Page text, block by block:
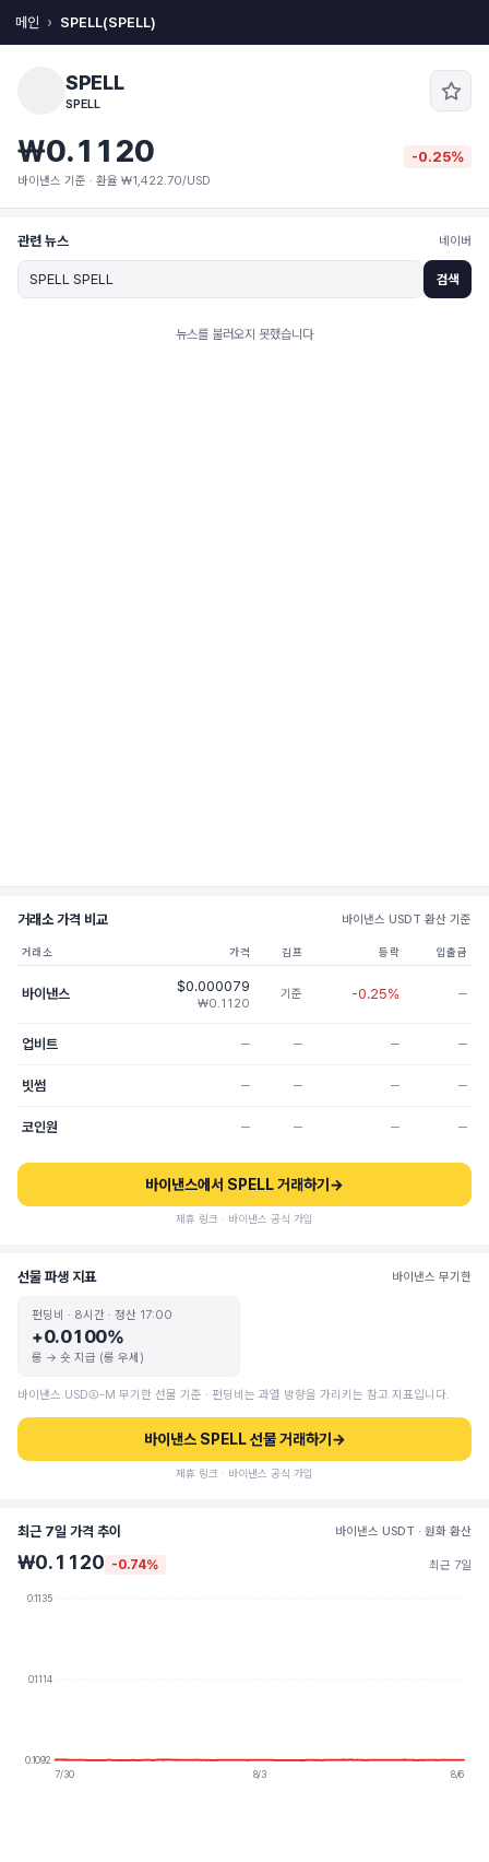
메인 SPELL(SPELL)
SPELL
SPELL
₩0.1120 -0.25%
바이낸스 기준 · 환율 ₩1,422.70/USD
관련 뉴스 네이버
검색
뉴스를 불러오지 못했습니다
거래소 가격 비교 바이낸스 USDT 환산 기준
거래소 가격 김프 등락 입출금
바이낸스 $0.000079
₩0.1120
기준 -0.25% ─
업비트 ─ ─ ─ ─
빗썸 ─ ─ ─ ─
코인원 ─ ─ ─ ─
바이낸스에서 SPELL 거래하기 →
제휴 링크 · 바이낸스 공식 가입
선물 파생 지표 바이낸스 무기한
펀딩비 · 8시간 · 정산 17:00
+0.0100%
롱 → 숏 지급 (롱 우세)
바이낸스 USDⓈ-M 무기한 선물 기준 · 펀딩비는 과열 방향을 가리키는 참고 지표입니다.
바이낸스 SPELL 선물 거래하기 →
제휴 링크 · 바이낸스 공식 가입
최근 7일 가격 추이 바이낸스 USDT · 원화 환산
₩0.1120 -0.74% 최근 7일
0.1135
0.1114
0.1092
7/30
8/3 8/6